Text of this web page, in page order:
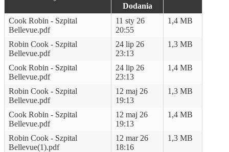
Dodania
Cook Robin - Szpital
Bellevue.pdf
11 sty 26
20:55
1,4 MB
Robin Cook - Szpital
Bellevue.pdf
24 lip 26
23:13
1,3 MB
Cook Robin - Szpital
Bellevue.pdf
24 lip 26
23:13
1,4 MB
Robin Cook - Szpital
Bellevue.pdf
12 maj 26
19:13
1,3 MB
Cook Robin - Szpital
Bellevue.pdf
12 maj 26
19:13
1,4 MB
Robin Cook - Szpital
Bellevue(1).pdf
12 mar 26
18:16
1,3 MB